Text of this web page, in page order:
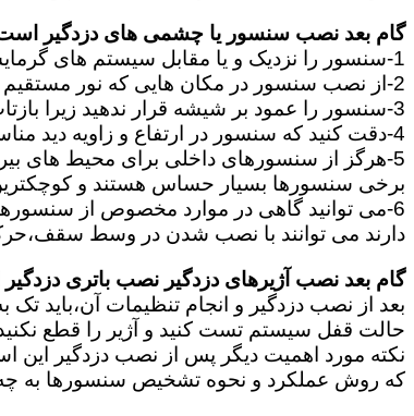
گام بعد نصب سنسور یا چشمی های دزدگیر است
1-سنسور را نزدیک و یا مقابل سیستم های گرمایشی قرار ندهید.
2-از نصب سنسور در مکان هایی که نور مستقیم خورشید قرار دارد خودداری کنید.
3-سنسور را عمود بر شیشه قرار ندهید زیرا بازتاب امواج در سنسور باعث ایجاد خطا در آن میشود.
4-دقت کنید که سنسور در ارتفاع و زاویه دید مناسبی قرار بگیرد.
5-هرگز از سنسورهای داخلی برای محیط های بیرونی استفاده نکنید زیرا این دو نوع کاملا با یکدیگر تفاوت دارند.
برخی سنسورها بسیار حساس هستند و
دارند می توانند با نصب شدن در وسط
گام بعد نصب آژیرهای دزدگیر نصب باتری
بعد از نصب دزدگیر و انجام تنظیمات آن،باید
حالت قفل سیستم تست کنید و آژیر را قطع
نکته مورد اهمیت دیگر پس از نصب دزدگیر این
که روش عملکرد و نحوه تشخیص سنسورها به